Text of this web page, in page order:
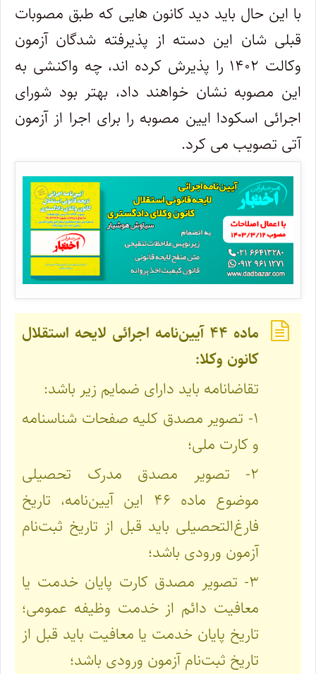
با این حال باید دید کانون هایی که طبق مصوبات
قبلی شان این دسته از پذیرفته شدگان آزمون
وکالت ۱۴۰۲ را پذیرش کرده اند، چه واکنشی به
این مصوبه نشان خواهند داد، بهتر بود شورای
اجرائی اسکودا ایین مصوبه را برای اجرا از آزمون
آتی تصویب می کرد.
ماده ۴۴ آیین‌نامه اجرائی لایحه استقلال
کانون وکلا:
تقاضانامه باید دارای ضمایم زیر باشد:
۱- تصویر مصدق کلیه صفحات شناسنامه
و کارت ملی؛
۲- تصویر مصدق مدرک تحصیلی
موضوع ماده ۴۶ این آیین‌نامه، تاریخ
فارغ‌التحصیلی باید قبل از تاریخ ثبت‌نام
آزمون ورودی باشد؛
۳- تصویر مصدق کارت پایان خدمت یا
معافیت دائم از خدمت وظیفه عمومی؛
تاریخ پایان خدمت یا معافیت باید قبل از
تاریخ ثبت‌نام آزمون ورودی باشد؛